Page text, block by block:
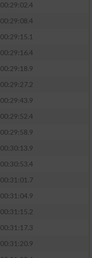
00:29:02.4
00:29:08.4
00:29:15.1
00:29:16.4
00:29:18.9
00:29:27.2
00:29:43.9
00:29:52.4
00:29:58.9
00:30:13.9
00:30:53.4
00:31:01.7
00:31:04.9
00:31:15.2
00:31:17.3
00:31:20.9